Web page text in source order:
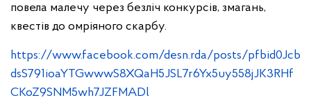
повела малечу через безліч конкурсів, змагань,
квестів до омріяного скарбу.
https://www.facebook.com/desn.rda/posts/pfbid0Jcb
dsS791ioaYTGwwwS8XQaH5JSL7r6Yx5uy558jJK3RHf
CKoZ9SNM5wh7JZFMADl